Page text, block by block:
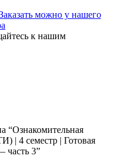
“Ознакомительная
| 4 семестр | Готовая
часть 3”